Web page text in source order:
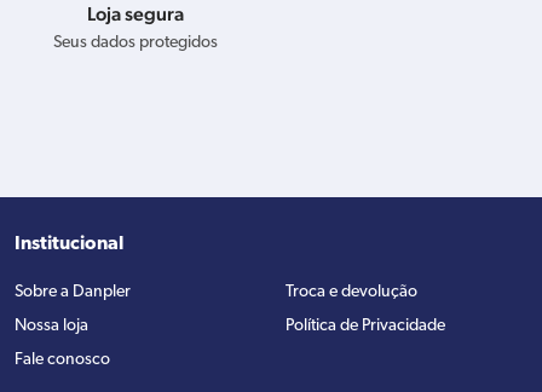
Loja segura
Seus dados protegidos
Institucional
Sobre a Danpler
Nossa loja
Fale conosco
Troca e devolução
Política de Privacidade